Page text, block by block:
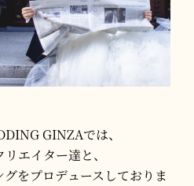
GINZAでは、
エイター達と、
をプロデュースしておりま